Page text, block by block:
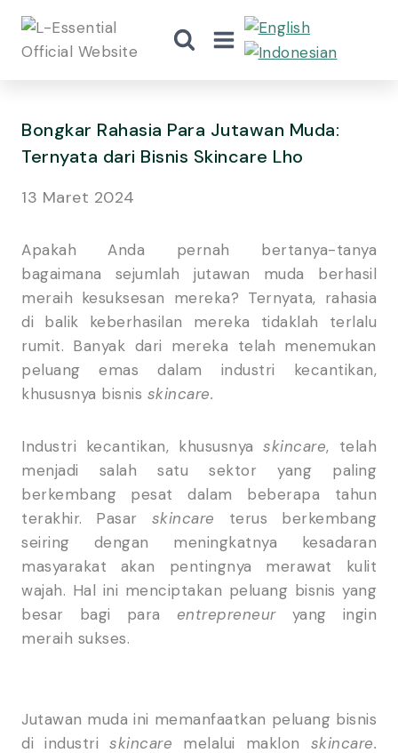
Bongkar Rahasia Para Jutawan Muda:
Ternyata dari Bisnis Skincare Lho
13 Maret 2024
Apakah Anda pernah bertanya-tanya
bagaimana sejumlah jutawan muda berhasil
meraih kesuksesan mereka? Ternyata, rahasia
di balik keberhasilan mereka tidaklah terlalu
rumit. Banyak dari mereka telah menemukan
peluang emas dalam industri kecantikan,
khususnya bisnis skincare.
Industri kecantikan, khususnyaskincare, telah
menjadi salah satu sektor yang paling
berkembang pesat dalam beberapa tahun
terakhir. Pasar skincare terus berkembang
seiring dengan meningkatnya kesadaran
masyarakat akan pentingnya merawat kulit
wajah. Hal ini menciptakan peluang bisnis yang
besar bagi para entrepreneuryang ingin
meraih sukses.
Jutawan muda ini memanfaatkan peluang bisnis
di industri skincare melalui maklon skincare.